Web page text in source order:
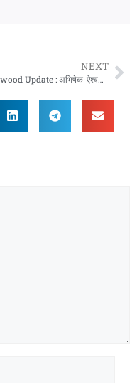
NEXT
Bollywood Update : अभिषेक-ऐश्वर्या का तलाक? अब किस एक्ट्रेस को डेट कर रहे है अभिषेक?